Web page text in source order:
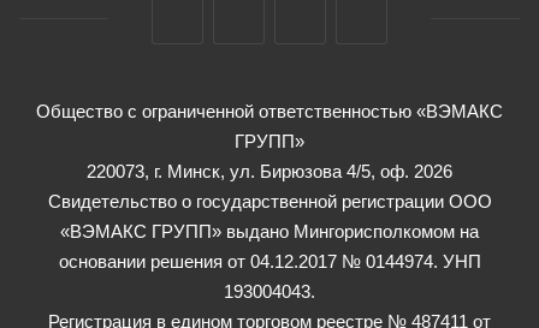
Общество с ограниченной ответственностью «ВЭМАКС
ГРУПП»
220073, г. Минск, ул. Бирюзова 4/5, оф. 2026
Свидетельство о государственной регистрации ООО
«ВЭМАКС ГРУПП» выдано Мингорисполкомом на
основании решения от 04.12.2017 № 0144974. УНП
193004043.
Регистрация в едином торговом реестре № 487411 от